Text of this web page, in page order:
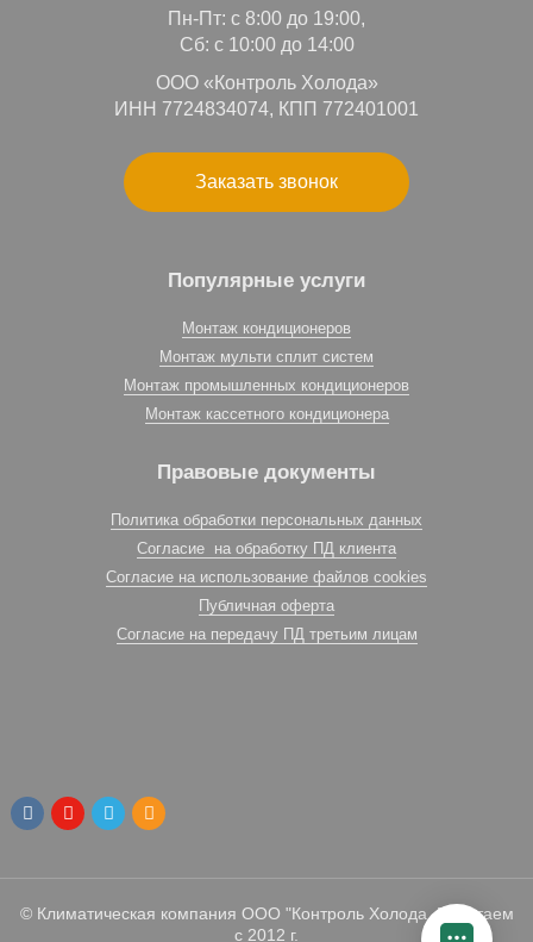
Пн-Пт: с 8:00 до 19:00,
Сб: с 10:00 до 14:00
ООО «Контроль Холода»
ИНН 7724834074, КПП 772401001
Заказать звонок
Популярные услуги
Монтаж кондиционеров
Монтаж мульти сплит систем
Монтаж промышленных кондиционеров
Монтаж кассетного кондиционера
Правовые документы
Политика обработки персональных данных
Согласие на обработку ПД клиента
Согласие на использование файлов cookies
Публичная оферта
Согласие на передачу ПД третьим лицам
© Климатическая компания ООО "Контроль Холода. Работаем
с 2012 г.